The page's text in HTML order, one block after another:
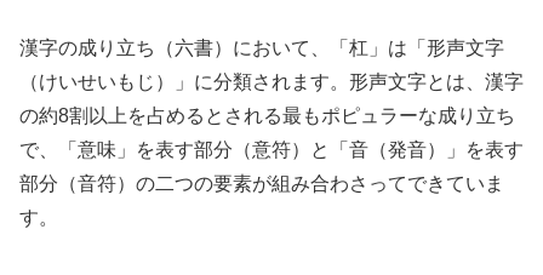
漢字の成り立ち（六書）において、「杠」は「形声文字
（けいせいもじ）」に分類されます。形声文字とは、漢字
の約8割以上を占めるとされる最もポピュラーな成り立ち
で、「意味」を表す部分（意符）と「音（発音）」を表す
部分（音符）の二つの要素が組み合わさってできていま
す。